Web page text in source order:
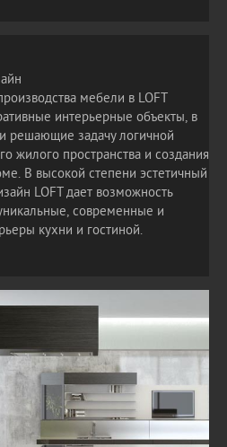
мебели в LOFT
интерьерные объекты, в
решающие задачу логичной
жилого пространства и создания
В высокой степени эстетичный
LOFT дает возможность
современные и
кухни и гостиной.